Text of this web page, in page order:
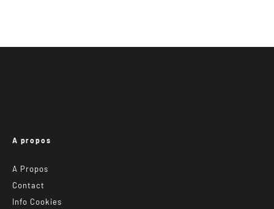
A propos
A Propos
Contact
Info Cookies